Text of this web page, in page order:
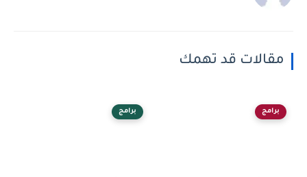
مقالات قد تهمك
برامج برامج